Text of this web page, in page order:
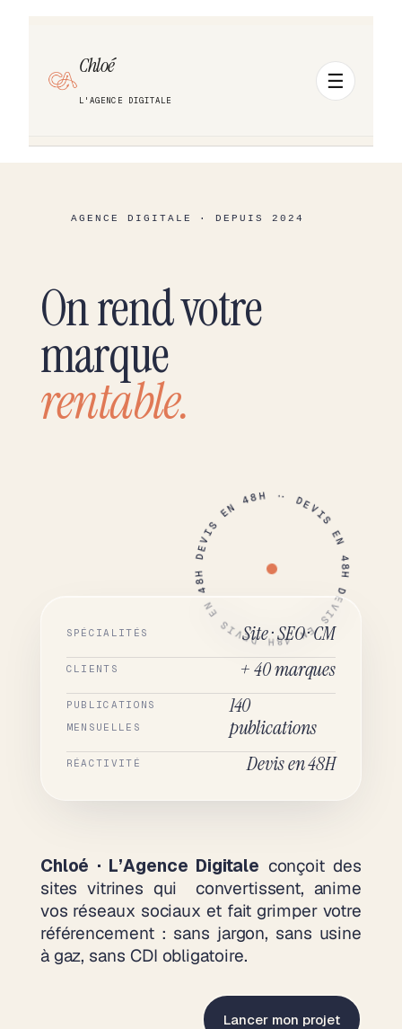
Chloé
L'AGENCE DIGITALE
On rend votre
marque
rentable.
· DEVIS EN 48H DEVIS EN 48H DEVIS EN 48H DEVIS EN 48H ·
SPÉCIALITÉS Site · SEO · CM
CLIENTS + 40 marques
PUBLICATIONS
MENSUELLES
140
publications
RÉACTIVITÉ Devis en 48H
Chloé · L’Agence Digitale conçoit des
sites vitrines qui convertissent, anime
vos réseaux sociaux et fait grimper votre
référencement : sans jargon, sans usine
à gaz, sans CDI obligatoire.
Lancer mon projet